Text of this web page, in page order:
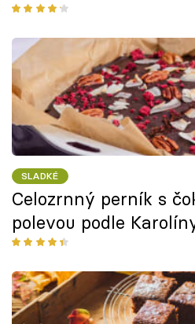
SLADKÉ
Celozrnný perník s
polevou podle